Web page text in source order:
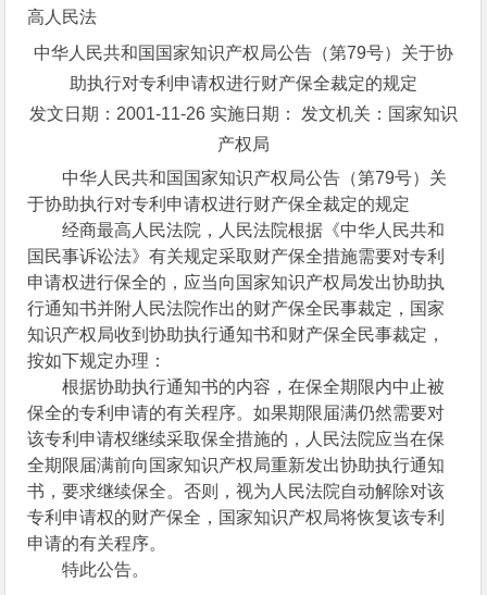
高人民法
中华人民共和国国家知识产权局公告（第79号）关于协
助执行对专利申请权进行财产保全裁定的规定
发文日期：2001-11-26 实施日期： 发文机关：国家知识
产权局
中华人民共和国国家知识产权局公告（第79号）关
于协助执行对专利申请权进行财产保全裁定的规定
经商最高人民法院，人民法院根据《中华人民共和
国民事诉讼法》有关规定采取财产保全措施需要对专利
申请权进行保全的，应当向国家知识产权局发出协助执
行通知书并附人民法院作出的财产保全民事裁定，国家
知识产权局收到协助执行通知书和财产保全民事裁定，
按如下规定办理：
根据协助执行通知书的内容，在保全期限内中止被
保全的专利申请的有关程序。如果期限届满仍然需要对
该专利申请权继续采取保全措施的，人民法院应当在保
全期限届满前向国家知识产权局重新发出协助执行通知
书，要求继续保全。否则，视为人民法院自动解除对该
专利申请权的财产保全，国家知识产权局将恢复该专利
申请的有关程序。
特此公告。